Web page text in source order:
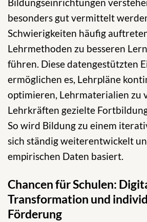
Bildungseinrichtungen
besonders gut vermittelt
Schwierigkeiten häufig
Lehrmethoden zu besseren
führen. Diese datengestützten
ermöglichen es, Lehrpläne
optimieren, Lehrmaterialien zu
Lehrkräften gezielte
So wird Bildung zu einem
sich ständig weiterentwickelt
empirischen Daten basiert.
Chancen für Schulen:
Transformation und
Förderung